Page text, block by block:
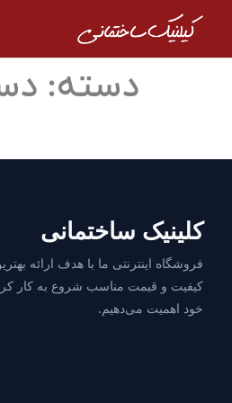
دسته:
کلینیک ساختمانی
فروشگاه اینترنتی ما با هدف ارائه
کیفیت و قیمت مناسب شروع به کار
خود اهمیت می‌دهیم.